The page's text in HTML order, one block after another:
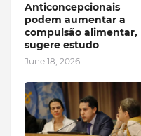
Anticoncepcionais
podem aumentar a
compulsão alimentar,
sugere estudo
June 18, 2026